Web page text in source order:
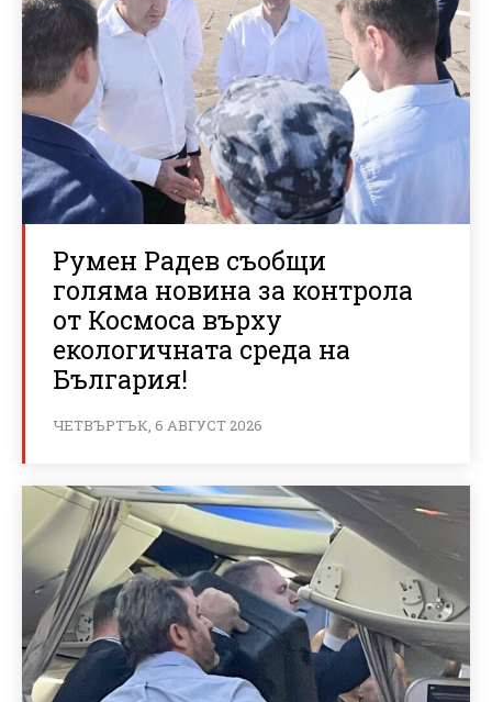
Румен Радев съобщи
голяма новина за контрола
от Космоса върху
екологичната среда на
България!
ЧЕТВЪРТЪК, 6 АВГУСТ 2026